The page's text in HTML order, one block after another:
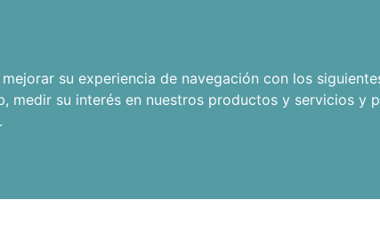
su experiencia de navegación con los
, medir su interés en nuestros productos y servicios y
.